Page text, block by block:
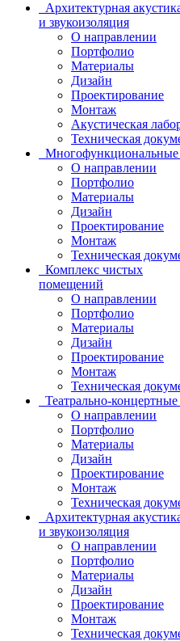
Архитектурная
и звукоизоляция
О направлении
Портфолио
Материалы
Дизайн
Проектирование
Монтаж
Акустическая
Техническая
Многофункциональные
О направлении
Портфолио
Материалы
Дизайн
Проектирование
Монтаж
Техническая
Комплекс чистых
помещений
О направлении
Портфолио
Материалы
Дизайн
Проектирование
Монтаж
Техническая
Театрально-
О направлении
Портфолио
Материалы
Дизайн
Проектирование
Монтаж
Техническая
Архитектурная
и звукоизоляция
О направлении
Портфолио
Материалы
Дизайн
Проектирование
Монтаж
Техническая